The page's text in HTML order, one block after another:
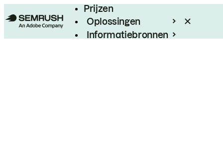
Prijzen
Oplossingen
Informatiebronnen